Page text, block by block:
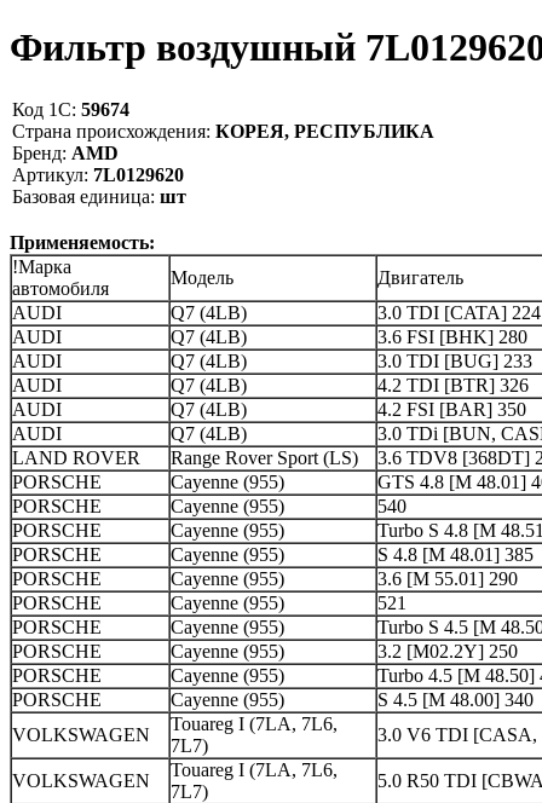
Фильтр воздушный
Код 1С: 59674
Страна происхождения: КОРЕЯ, РЕСПУБЛИКА
Бренд: AMD
Артикул: 7L0129620
Базовая единица: шт
Применяемость:
!Марка
автомобиля
Модель
Двигатель
AUDI
Q7 (4LB)
3.0 TDI [CATA] 224
AUDI
Q7 (4LB)
3.6 FSI [BHK] 280
AUDI
Q7 (4LB)
3.0 TDI [BUG] 233
AUDI
Q7 (4LB)
4.2 TDI [BTR] 326
AUDI
Q7 (4LB)
4.2 FSI [BAR] 350
AUDI
Q7 (4LB)
3.0 TDi [BUN,
LAND ROVER
Range Rover Sport (LS)
3.6 TDV8 [368DT]
PORSCHE
Cayenne (955)
GTS 4.8 [M 48.01]
PORSCHE
Cayenne (955)
540
PORSCHE
Cayenne (955)
Turbo S 4.8 [M
PORSCHE
Cayenne (955)
S 4.8 [M 48.01] 385
PORSCHE
Cayenne (955)
3.6 [M 55.01] 290
PORSCHE
Cayenne (955)
521
PORSCHE
Cayenne (955)
Turbo S 4.5 [M
PORSCHE
Cayenne (955)
3.2 [M02.2Y] 250
PORSCHE
Cayenne (955)
Turbo 4.5 [M 48.50]
PORSCHE
Cayenne (955)
S 4.5 [M 48.00] 340
VOLKSWAGEN
Touareg I (7LA, 7L6,
7L7)
3.0 V6 TDI [CASA,
VOLKSWAGEN
Touareg I (7LA, 7L6,
7L7)
5.0 R50 TDI